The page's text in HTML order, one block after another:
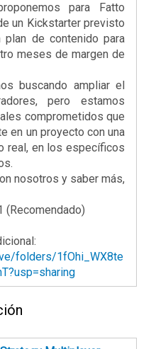
para Fatto
un Kickstarter previsto
de contenido para
meses de margen de
buscando ampliar el
pero estamos
comprometidos que
en un proyecto con una
real, en los específicos
nosotros y saber más,
(Recomendado)
folders/1fOhi_WX8te